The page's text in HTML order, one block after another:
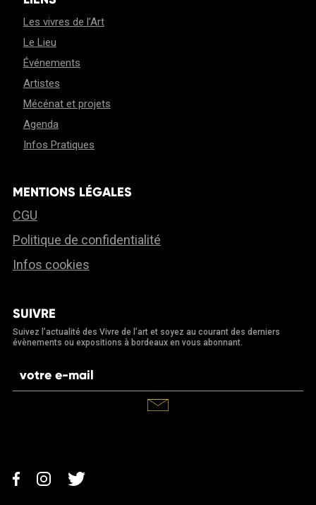
Les vivres de l’Art
Le Lieu
Événements
Artistes
Mécénat et projets
Agenda
Infos Pratiques
MENTIONS LÉGALES
CGU
Politique de confidentialité
Infos cookies
SUIVRE
Suivez l’actualité des Vivre de l’art et soyez au courant des derniers
évènements ou expositions à bordeaux en vous abonnant.